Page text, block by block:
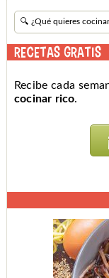
RECETAS GRATIS
Recibe cada
cocinar rico.